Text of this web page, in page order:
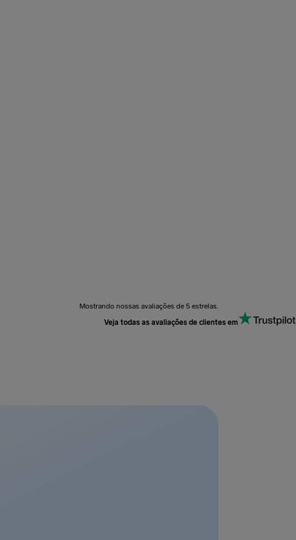
Mostrando nossas avaliações de 5 estrelas.
Veja todas as avaliações de clientes em